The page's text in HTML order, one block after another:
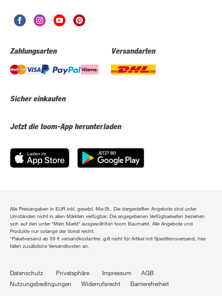
Zahlungsarten Versandarten
Sicher einkaufen
Jetzt die toom-App herunterladen
Alle Preisangaben in EUR inkl. gesetzl. MwSt.. Die dargestellten Angebote sind unter
Umständen nicht in allen Märkten verfügbar. Die angegebenen Verfügbarkeiten beziehen
sich auf den unter "Mein Markt" ausgewählten toom Baumarkt. Alle Angebote und
Produkte nur solange der Vorrat reicht.
*Paketversand ab 59 € versandkostenfrei, gilt nicht für Artikel mit Speditionsversand, hier
fallen zusätzliche Versandkosten an.
Datenschutz Privatsphäre Impressum
AGB
Nutzungsbedingungen
Widerrufsrecht Barrierefreiheit